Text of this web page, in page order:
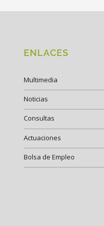
ENLACES
Multimedia
Noticias
Consultas
Actuaciones
Bolsa de Empleo